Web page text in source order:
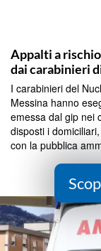
Appalti a
dai carabinieri
I carabinieri del
Messina hanno
emessa dal gip nei
disposti i
con la pubblica